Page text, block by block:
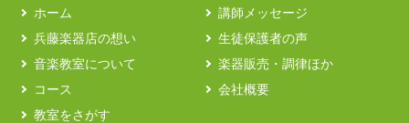
ホーム
兵藤楽器店の想い
音楽教室について
コース
教室をさがす
講師メッセージ
生徒保護者の声
楽器販売・調律ほか
会社概要